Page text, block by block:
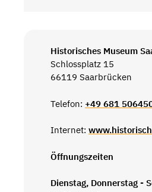
Historisches Museum
Schlossplatz 15
66119 Saarbrücken
Telefon: +49 681
Internet:
Öffnungszeiten
Dienstag, Donnerstag -